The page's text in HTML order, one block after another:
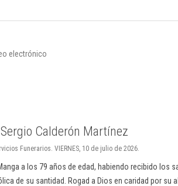
electrónico
Calderón Martínez
Funerarios. VIERNES, 10 de julio de 2026.
a los 79 años de edad, habiendo recibido los
de su santidad. Rogad a Dios en caridad por su